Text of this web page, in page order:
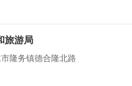
旅游局
隆务镇德合隆北路